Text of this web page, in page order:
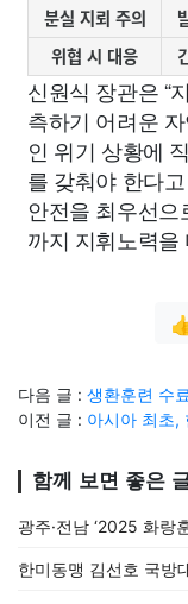
분실 지뢰 주의
위협 시 대응
신원식 장관은 “
측하기 어려운
인 위기 상황에
를 갖춰야 한다
안전을 최우선
까지 지휘노력을
다음 글 : 생환훈련 수
이전 글 : 아시아 최초,
함께 보면 좋은
광주·전남 ‘2025 화랑
한미동맹 김선호 국방